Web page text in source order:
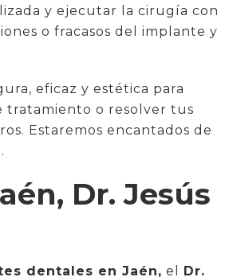
y ejecutar la cirugía con
o fracasos del implante y
eficaz y estética para
tratamiento o resolver tus
Estaremos encantados de
Dr. Jesús
dentales en Jaén, el Dr.